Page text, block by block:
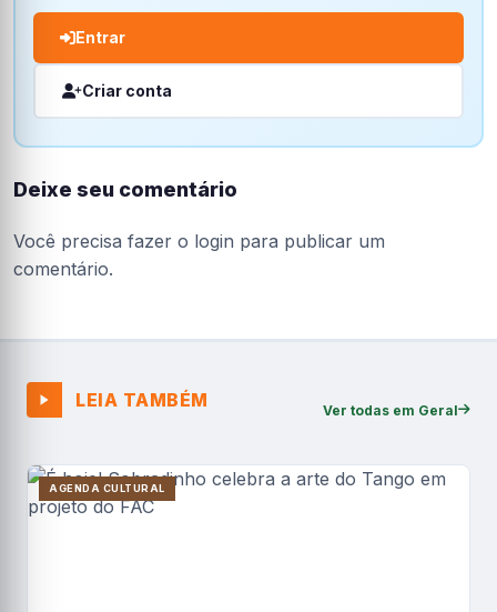
Entrar
Criar conta
Deixe seu comentário
Você precisa fazer o login para publicar um
comentário.
LEIA TAMBÉM Ver todas em Geral
AGENDA CULTURAL